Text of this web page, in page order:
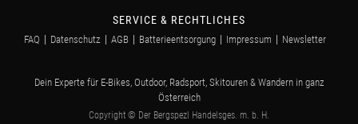
SERVICE & RECHTLICHES
FAQ Datenschutz AGB Batterieentsorgung Impressum Newsletter
Dein Experte für E-Bikes, Outdoor, Radsport, Skitouren & Wandern in ganz
Österreich
Copyright © Der Bergspezl Handelsges. m. b. H.